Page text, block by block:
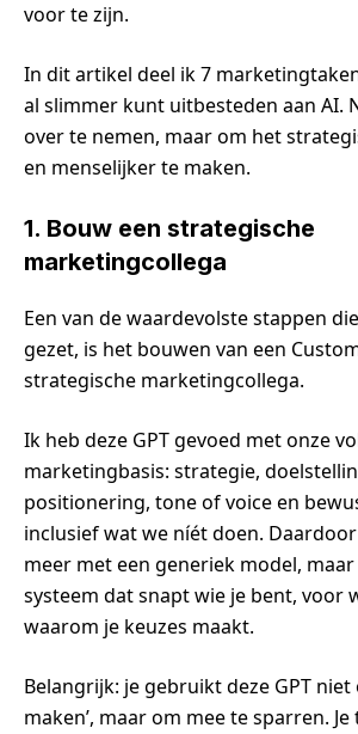
voor te zijn.
In dit artikel deel ik 7
al slimmer kunt uitbesteden aan AI.
over te nemen, maar om het
en menselijker te maken.
1. Bouw een strategische
marketingcollega
Een van de waardevolste stappen
gezet, is het bouwen van een
strategische marketingcollega.
Ik heb deze GPT gevoed met onze
marketingbasis: strategie,
positionering, tone of voice en
inclusief wat we níét doen.
meer met een generiek model,
systeem dat snapt wie je bent, voor
waarom je keuzes maakt.
Belangrijk: je gebruikt deze GPT niet
maken’, maar om mee te sparren.